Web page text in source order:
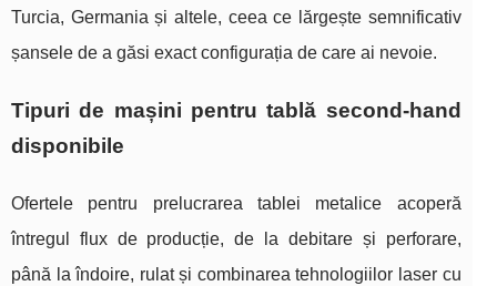
Turcia, Germania și altele, ceea ce lărgește semnificativ
șansele de a găsi exact configurația de care ai nevoie.
Tipuri de mașini pentru tablă second‑hand
disponibile
Ofertele pentru prelucrarea tablei metalice acoperă
întregul flux de producție, de la debitare și perforare,
până la îndoire, rulat și combinarea tehnologiilor laser cu